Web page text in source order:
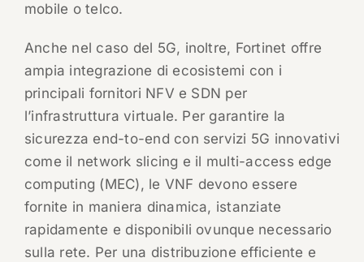
mobile o telco.
Anche nel caso del 5G, inoltre, Fortinet offre
ampia integrazione di ecosistemi con i
principali fornitori NFV e SDN per
l’infrastruttura virtuale. Per garantire la
sicurezza end-to-end con servizi 5G innovativi
come il network slicing e il multi-access edge
computing (MEC), le VNF devono essere
fornite in maniera dinamica, istanziate
rapidamente e disponibili ovunque necessario
sulla rete. Per una distribuzione efficiente e